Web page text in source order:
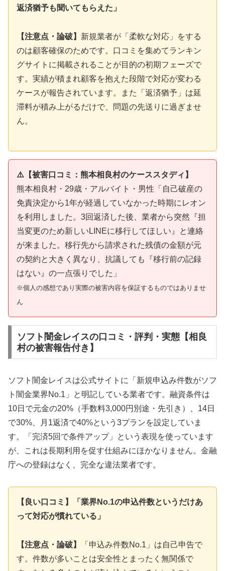
返済猶予も聞いてもらえた」
【注意点・論破】 新規業者が「柔軟な対応」をする
のは顧客確保のためです。口コミを集めてランキン
グサイトに掲載されることが目的の初期フェーズで
す。実績が積まれ顧客を抱えた段階で対応が変わる
ケースが報告されています。また「返済猶予」は延
滞料が積み上がるだけで、問題の先送りに過ぎませ
ん。
⚠️【被害口コミ：熊本相良村のケーススタディ】
熊本相良村・29歳・アルバイト・男性「自己破産の
免責決定から1年が経過していなかった時期にレオン
を利用しました。3回返済した後、業者から突然『担
当変更のため新しいLINEに移行してほしい』と連絡
が来ました。移行先から請求された残債の金額が元
の契約と大きく異なり、抗議しても『移行前の記録
はない』の一点張りでした」
※個人の感想であり実際の被害内容を保証するものではありませ
ん
ソフト闇金レイスの口コミ・評判・実態【相良
村の被害報告付き】
ソフト闇金レイスは公式サイトに「新規申込み件数がソフ
ト闇金業界No.1」と明記している業者です。融資条件は
10日で元金の20%（手数料3,000円別途・先引き）、14日
で30%、月1返済で40%という3プランを設定していま
す。「完済5回で条件アップ」という表現を使っています
が、これは長期利用を促す仕組みにほかなりません。金融
庁への登録はなく、完全な違法業者です。
【良い口コミ】「業界No.1の申込件数というだけあ
って対応が慣れている」
【注意点・論破】
「申込み件数No.1」は自己申告で
す。件数が多いことは安全性とまったく無関係で